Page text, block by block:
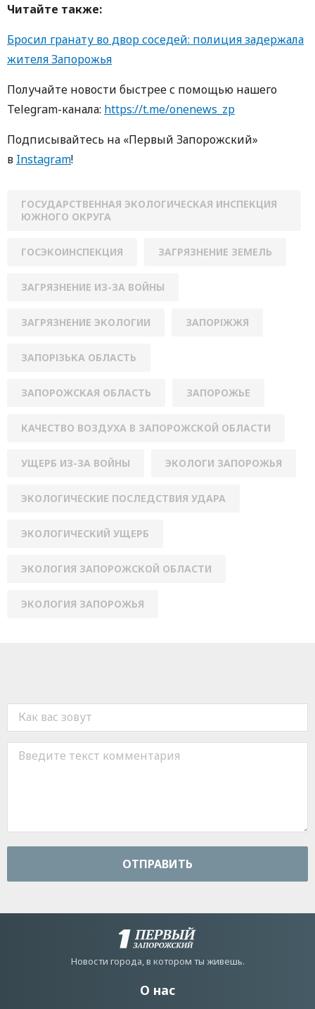
Читайте также:
Бросил гранату во двор соседей: полиция задержала
жителя Запорожья
Получайте новости быстрее с помощью нашего
Telegram-канала: https://t.me/onenews_zp
Подписывайтесь на «Первый Запорожский»
в Instagram!
ГОСУДАРСТВЕННАЯ ЭКОЛОГИЧЕСКАЯ ИНСПЕКЦИЯ
ЮЖНОГО ОКРУГА
ГОСЭКОИНСПЕКЦИЯ ЗАГРЯЗНЕНИЕ ЗЕМЕЛЬ
ЗАГРЯЗНЕНИЕ ИЗ-ЗА ВОЙНЫ
ЗАГРЯЗНЕНИЕ ЭКОЛОГИИ ЗАПОРІЖЖЯ
ЗАПОРІЗЬКА ОБЛАСТЬ
ЗАПОРОЖСКАЯ ОБЛАСТЬ ЗАПОРОЖЬЕ
КАЧЕСТВО ВОЗДУХА В ЗАПОРОЖСКОЙ ОБЛАСТИ
УЩЕРБ ИЗ-ЗА ВОЙНЫ ЭКОЛОГИ ЗАПОРОЖЬЯ
ЭКОЛОГИЧЕСКИЕ ПОСЛЕДСТВИЯ УДАРА
ЭКОЛОГИЧЕСКИЙ УЩЕРБ
ЭКОЛОГИЯ ЗАПОРОЖСКОЙ ОБЛАСТИ
ЭКОЛОГИЯ ЗАПОРОЖЬЯ
ОТПРАВИТЬ
Новости города, в котором ты живешь.
О нас